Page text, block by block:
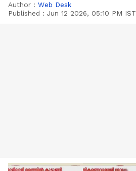
Author : Web Desk
Published : Jun 12 2026, 05:10 PM IST